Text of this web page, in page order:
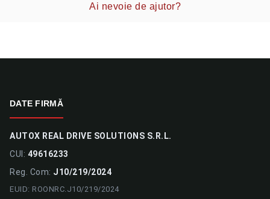
Ai nevoie de ajutor?
DATE FIRMĂ
AUTOX REAL DRIVE SOLUTIONS S.R.L.
CUI: 49616233
Reg. Com: J10/219/2024
EUID: ROONRC.J10/219/2024